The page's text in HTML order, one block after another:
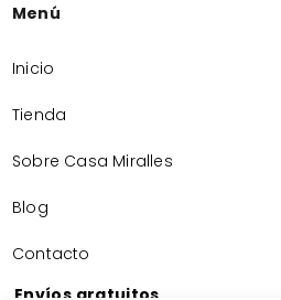
Menú
Inicio
Tienda
Sobre Casa Miralles
Blog
Contacto
Envíos gratuitos